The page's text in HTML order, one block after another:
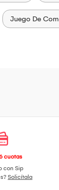
Juego De
cuotas
con Sip
Solicítala